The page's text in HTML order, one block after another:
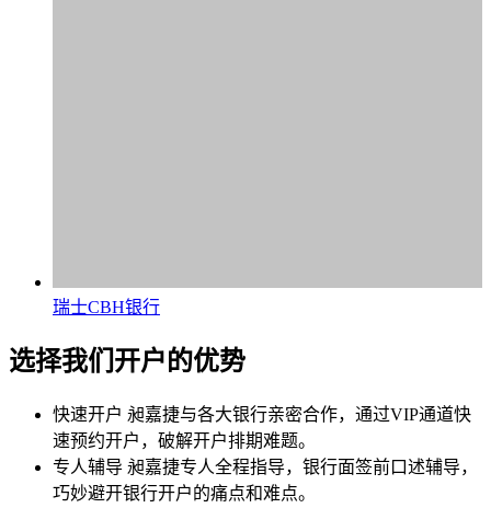
瑞士CBH银行
选择我们开户的优势
快速开户 昶嘉捷与各大银行亲密合作，通过VIP通道快
速预约开户，破解开户排期难题。
专人辅导 昶嘉捷专人全程指导，银行面签前口述辅导，
巧妙避开银行开户的痛点和难点。